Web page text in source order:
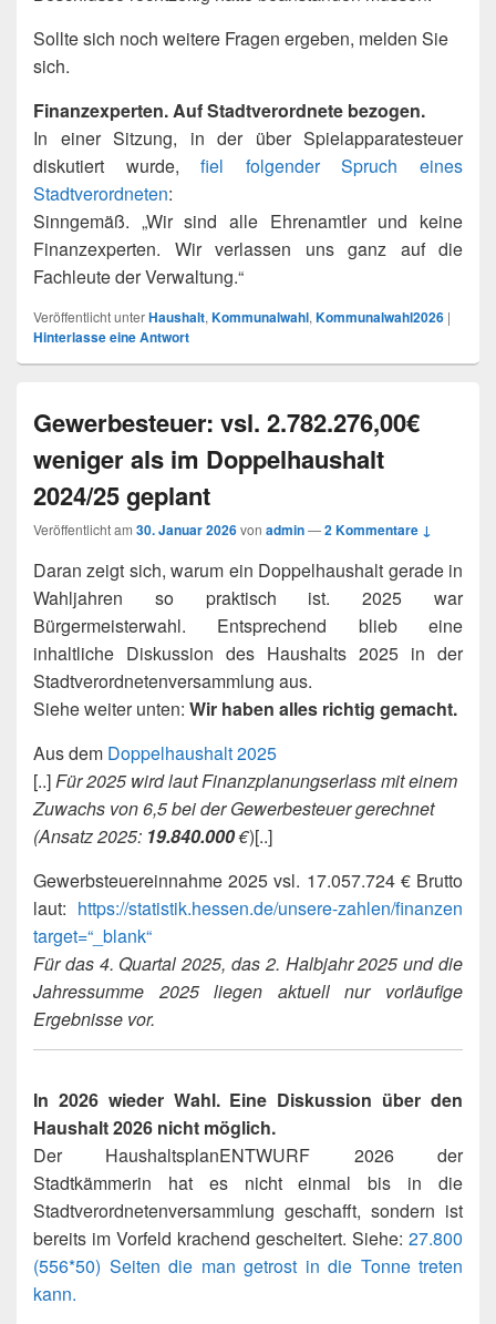
Sollte sich noch weitere Fragen ergeben, melden Sie
sich.
Finanzexperten. Auf Stadtverordnete bezogen.
In einer Sitzung, in der über Spielapparatesteuer
diskutiert wurde,fiel folgender Spruch eines
Stadtverordneten:
Sinngemäß. „Wir sind alle Ehrenamtler und keine
Finanzexperten. Wir verlassen uns ganz auf die
Fachleute der Verwaltung.“
Veröffentlicht unterHaushalt,Kommunalwahl,Kommunalwahl2026 |
Hinterlasse eine Antwort
Gewerbesteuer: vsl. 2.782.276,00€
weniger als im Doppelhaushalt
2024/25 geplant
Veröffentlicht am 30. Januar 2026von admin—2 Kommentare ↓
Daran zeigt sich, warum ein Doppelhaushalt gerade in
Wahljahren so praktisch ist. 2025 war
Bürgermeisterwahl. Entsprechend blieb eine
inhaltliche Diskussion des Haushalts 2025 in der
Stadtverordnetenversammlung aus.
Siehe weiter unten: Wir haben alles richtig gemacht.
Aus dem Doppelhaushalt 2025
[..]Für 2025 wird laut Finanzplanungserlass mit einem
Zuwachs von 6,5 bei der Gewerbesteuer gerechnet
(Ansatz 2025: 19.840.000€)[..]
Gewerbsteuereinnahme 2025 vsl. 17.057.724 € Brutto
laut: https://statistik.hessen.de/unsere-zahlen/finanzen
target=“_blank“
Für das 4. Quartal 2025, das 2. Halbjahr 2025 und die
Jahressumme 2025 liegen aktuell nur vorläufige
Ergebnisse vor.
In 2026 wieder Wahl. Eine Diskussion über den
Haushalt 2026 nicht möglich.
Der HaushaltsplanENTWURF 2026 der
Stadtkämmerin hat es nicht einmal bis in die
Stadtverordnetenversammlung geschafft, sondern ist
bereits im Vorfeld krachend gescheitert. Siehe: 27.800
(556*50) Seiten die man getrost in die Tonne treten
kann.